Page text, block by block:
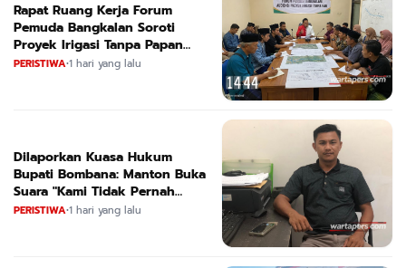
Rapat Ruang Kerja Forum
Pemuda Bangkalan Soroti
Proyek Irigasi Tanpa Papan
Nama
PERISTIWA•1 hari yang lalu
Dilaporkan Kuasa Hukum
Bupati Bombana: Manton Buka
Suara "Kami Tidak Pernah
Menutup Ruang Hak Jawab"
PERISTIWA•1 hari yang lalu